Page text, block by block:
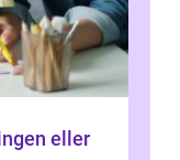
eller